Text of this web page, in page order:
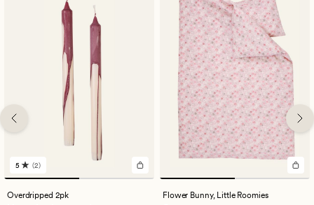
2
anmeldelser
med
5 (2)
Overdripped 2pk Flower Bunny, Little Roomies